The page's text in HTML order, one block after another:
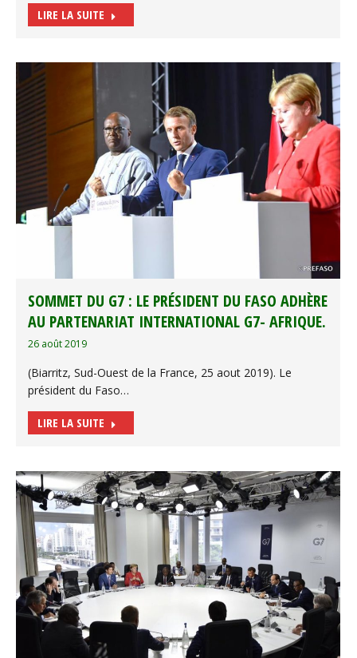
LIRE LA SUITE
SOMMET DU G7 : LE PRÉSIDENT DU FASO ADHÈRE
AU PARTENARIAT INTERNATIONAL G7- AFRIQUE.
26 août 2019
(Biarritz, Sud-Ouest de la France, 25 aout 2019). Le
président du Faso…
LIRE LA SUITE